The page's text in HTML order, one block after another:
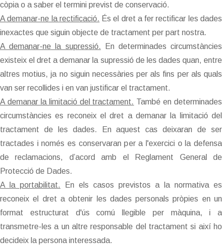
còpia o a saber el termini previst de conservació.
A demanar-ne la rectificació. És el dret a fer rectificar les dades
inexactes que siguin objecte de tractament per part nostra.
A demanar-ne la supressió. En determinades circumstàncies
existeix el dret a demanar la supressió de les dades quan, entre
altres motius, ja no siguin necessàries per als fins per als quals
van ser recollides i en van justificar el tractament.
A demanar la limitació del tractament. També en determinades
circumstàncies es reconeix el dret a demanar la limitació del
tractament de les dades. En aquest cas deixaran de ser
tractades i només es conservaran per a l'exercici o la defensa
de reclamacions, d’acord amb el Reglament General de
Protecció de Dades.
A la portabilitat.
En els casos previstos a la normativa es
reconeix el dret a obtenir les dades personals pròpies en un
format estructurat d'ús comú llegible per màquina, i a
transmetre-les a un altre responsable del tractament si així ho
decideix la persona interessada.